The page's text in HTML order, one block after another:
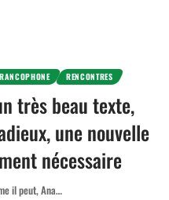
RENCONTRES
très beau texte,
une nouvelle
nécessaire
il peut, Ana…